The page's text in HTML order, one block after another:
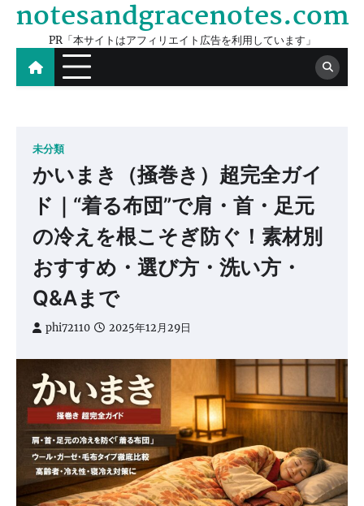
Skip
content
notesandgracenotes.com
PR「本サイトはアフィリエイト広告を利用しています」
未分類
かいまき（掻巻き）超完全ガイ
ド｜“着る布団”で肩・首・足元
の冷えを根こそぎ防ぐ！素材別
おすすめ・選び方・洗い方・
Q&Aまで
phi72110 2025年12月29日